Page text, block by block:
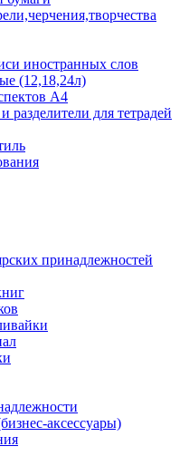
иностранных слов
(12,18,24л)
А4
для тетрадей
принадлежностей
аксессуары)